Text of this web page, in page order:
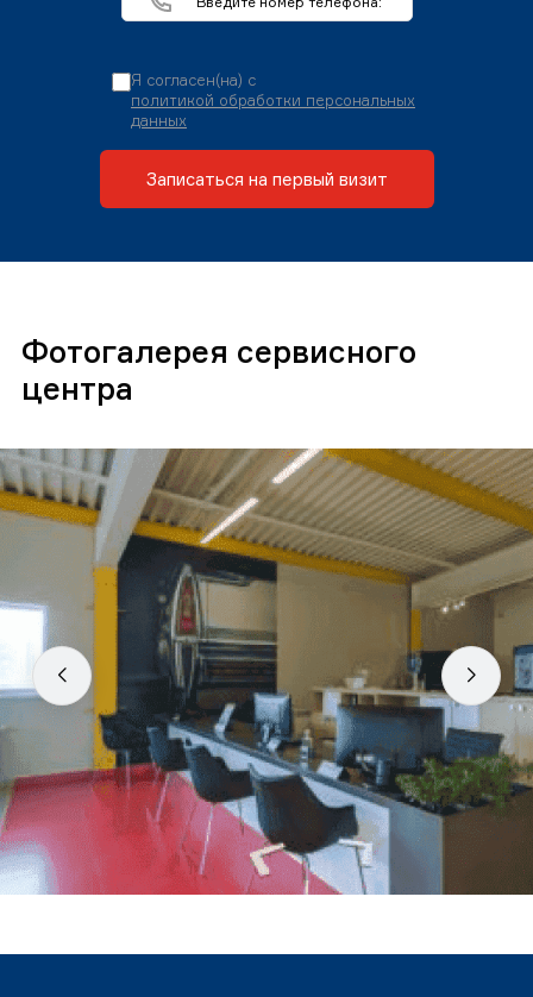
Я согласен(на) с
политикой обработки персональных
данных
Записаться на первый визит
Фотогалерея сервисного
центра